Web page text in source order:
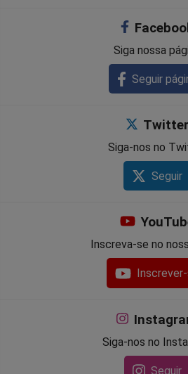
Siga nossa
Seguir
Twitter
Siga-nos no
Seguir
Inscreva-se no
Siga-nos no
Seguir